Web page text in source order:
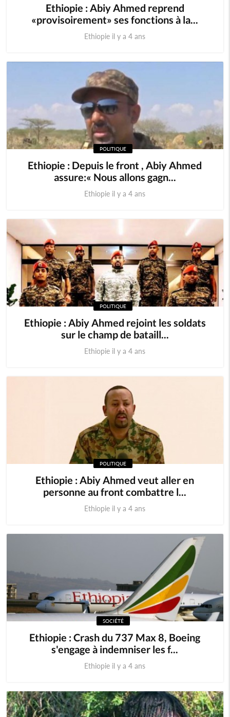
Ethiopie : Abiy Ahmed reprend
«provisoirement» ses fonctions à la...
Ethiopie il y a 4 ans
POLITIQUE
Ethiopie : Depuis le front , Abiy Ahmed
assure:« Nous allons gagn...
Ethiopie il y a 4 ans
POLITIQUE
Ethiopie : Abiy Ahmed rejoint les soldats
sur le champ de bataill...
Ethiopie il y a 4 ans
POLITIQUE
Ethiopie : Abiy Ahmed veut aller en
personne au front combattre l...
Ethiopie il y a 4 ans
SOCIÉTÉ
Ethiopie : Crash du 737 Max 8, Boeing
s'engage à indemniser les f...
Ethiopie il y a 4 ans